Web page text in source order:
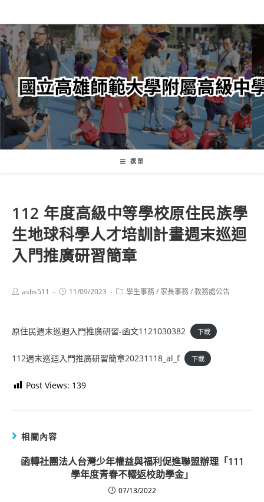
轉
至
主
內
容
選單
112 年度高級中等學校原住民族學
生地球科學人才培訓計畫週末巡迴
入門推廣研習簡章
Postashs511
Post11/09/2023
Post學生事務/ 家長事務/教務處公告
原住民週末巡迴入門推廣研習-函文1121030382 下載
112週末巡迴入門推廣研習簡章20231118_al_f 下載
Post Views: 139
相關內容
函轉社團法人台灣少年權益與福利促進聯盟辦理「111
學年度青春不輟返校助學金」
07/13/2022